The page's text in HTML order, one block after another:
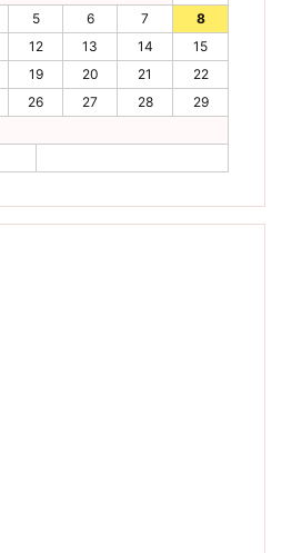
5 6 7
8
12 13 14
15
19 20 21
22
26 27 28
29